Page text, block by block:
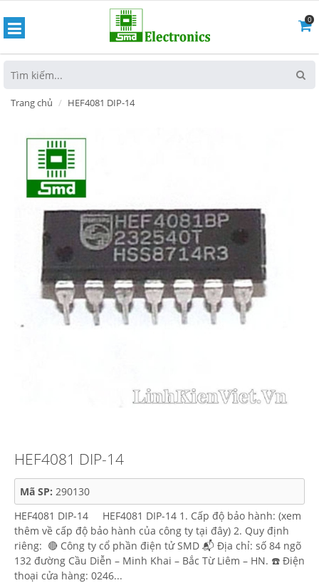
0
Trang chủ HEF4081 DIP-14
HEF4081 DIP-14
Mã SP: 290130
HEF4081 DIP-14 HEF4081 DIP-14 1. Cấp độ bảo hành: (xem
thêm về cấp độ bảo hành của công ty tại đây) 2. Quy định
riêng: 🔴 Công ty cổ phần điện tử SMD 📬 Địa chỉ: số 84 ngõ
132 đường Cầu Diễn – Minh Khai – Bắc Từ Liêm – HN. ☎️ Điện
thoại cửa hàng: 0246...